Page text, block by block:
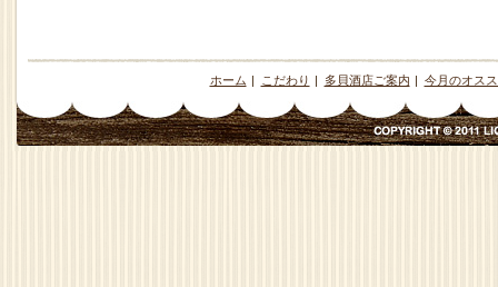
ホーム | こだわり | 多貝酒店ご案内 | 今月のオス